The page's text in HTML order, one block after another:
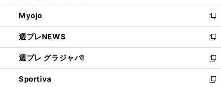
開
く
ウ
で
開
く
ン
ド
ウ
で
開
く
ウ
ィ
ン
ド
ウ
で
開
く
Myojo
新
し
い
ウ
ィ
ン
ド
週プレNEWS
新
し
い
ウ
ィ
週プレ グラジャパ!
新
し
い
Sportiva
新